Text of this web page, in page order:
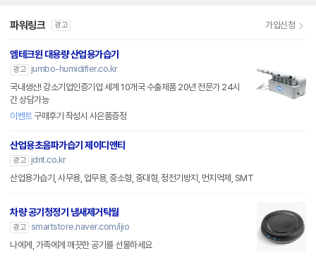
파워링크 광고 가입신청
엠테크윈 대용량 산업용가습기
광고
jumbo-humidifier.co.kr
국내생산! 강소기업인증기업 세계 10개국 수출제품 20년 전문가 24시
간 상담가능
이벤트구매후기 작성시 사은품증정
산업용초음파가습기 제이디앤티
광고
jdnt.co.kr
산업용가습기, 사무용, 업무용, 중소형, 중대형, 정전기방지, 먼지억제, SMT
차량 공기청정기 냄새제거탁월
광고 smartstore.naver.com/ijio
나에게, 가족에게 깨끗한 공기를 선물하세요